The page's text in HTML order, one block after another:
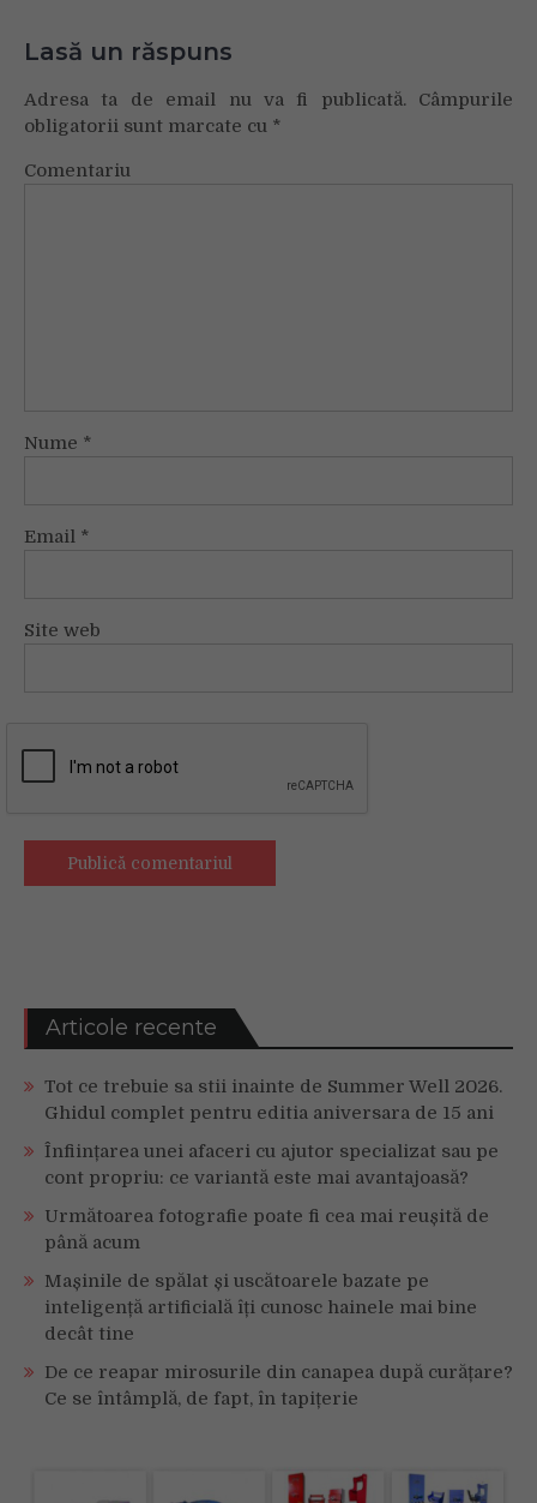
Lasă un răspuns
Adresa ta de email nu va fi publicată. Câmpurile
obligatorii sunt marcate cu *
Comentariu
Nume *
Email *
Site web
Articole recente
Tot ce trebuie sa stii inainte de Summer Well 2026.
Ghidul complet pentru editia aniversara de 15 ani
Înființarea unei afaceri cu ajutor specializat sau pe
cont propriu: ce variantă este mai avantajoasă?
Următoarea fotografie poate fi cea mai reușită de
până acum
Mașinile de spălat și uscătoarele bazate pe
inteligență artificială îți cunosc hainele mai bine
decât tine
De ce reapar mirosurile din canapea după curățare?
Ce se întâmplă, de fapt, în tapițerie